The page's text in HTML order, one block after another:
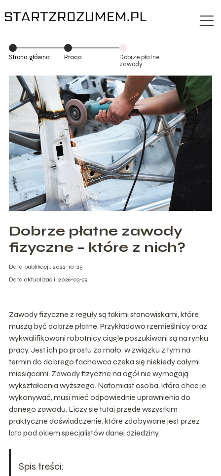
Strona główna Praca
Dobrze płatne
zawody
z nich?
Dobrze płatne zawody
fizyczne – które z nich?
Data publikacji: 2022-10-25
Data aktualizacji: 2026-03-29
Zawody fizyczne z reguły są takimi stanowiskami, które
muszą być dobrze płatne. Przykładowo rzemieślnicy oraz
wykwalifikowani robotnicy ciągle poszukiwani są na rynku
pracy. Jest ich po prostu za mało, w związku z tym na
termin do dobrego fachowca czeka się niekiedy całymi
miesiącami. Zawody fizyczne na ogół nie wymagają
wykształcenia wyższego. Natomiast osoba, która chce je
wykonywać, musi mieć odpowiednie uprawnienia do
danego zawodu. Liczy się tutaj przede wszystkim
praktyczne doświadczenie, które zdobywane jest przez
lata pod okiem specjalistów danej dziedziny.
Spis treści: